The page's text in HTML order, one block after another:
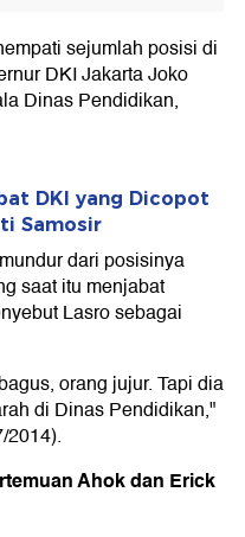
sejumlah posisi di
DKI Jakarta Joko
Dinas Pendidikan,
DKI yang Dicopot
Samosir
dari posisinya
saat itu menjabat
Lasro sebagai
orang jujur. Tapi dia
di Dinas Pendidikan,"
2014).
Ahok dan Erick